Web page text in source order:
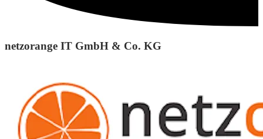
netzorange IT GmbH & Co. KG